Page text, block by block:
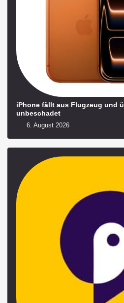
iPhone fällt aus Flugzeug und
unbeschadet
6. August 2026